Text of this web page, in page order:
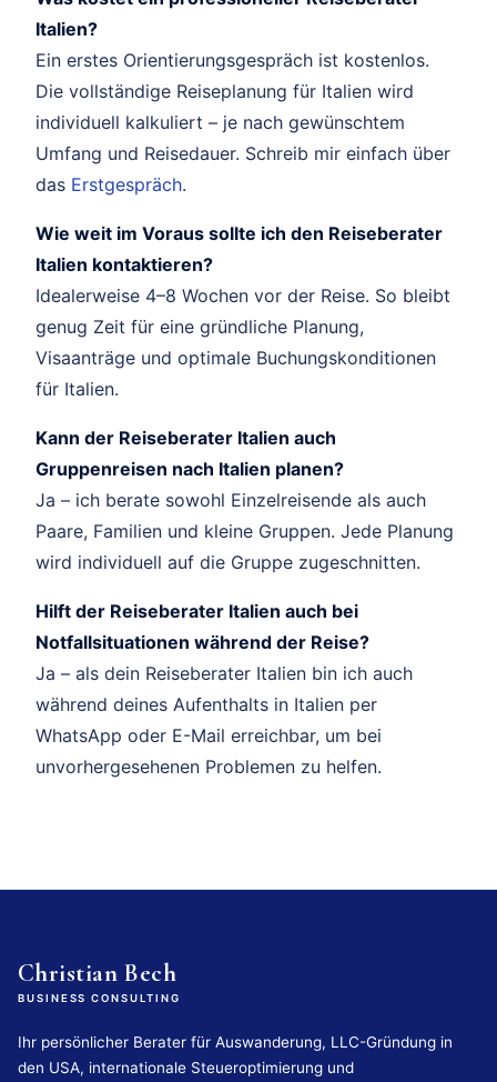
Italien?
Ein erstes Orientierungsgespräch ist kostenlos.
Die vollständige Reiseplanung für Italien wird
individuell kalkuliert – je nach gewünschtem
Umfang und Reisedauer. Schreib mir einfach über
das Erstgespräch.
Wie weit im Voraus sollte ich den Reiseberater
Italien kontaktieren?
Idealerweise 4–8 Wochen vor der Reise. So bleibt
genug Zeit für eine gründliche Planung,
Visaanträge und optimale Buchungskonditionen
für Italien.
Kann der Reiseberater Italien auch
Gruppenreisen nach Italien planen?
Ja – ich berate sowohl Einzelreisende als auch
Paare, Familien und kleine Gruppen. Jede Planung
wird individuell auf die Gruppe zugeschnitten.
Hilft der Reiseberater Italien auch bei
Notfallsituationen während der Reise?
Ja – als dein Reiseberater Italien bin ich auch
während deines Aufenthalts in Italien per
WhatsApp oder E-Mail erreichbar, um bei
unvorhergesehenen Problemen zu helfen.
Christian Bech
BUSINESS CONSULTING
Ihr persönlicher Berater für Auswanderung, LLC-Gründung in
den USA, internationale Steueroptimierung und